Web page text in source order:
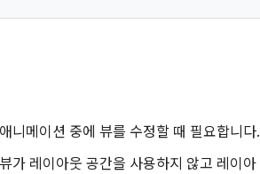
니메이션 중에 뷰를 수정할 때 필요합니다.
가 레이아웃 공간을 사용하지 않고 레이아